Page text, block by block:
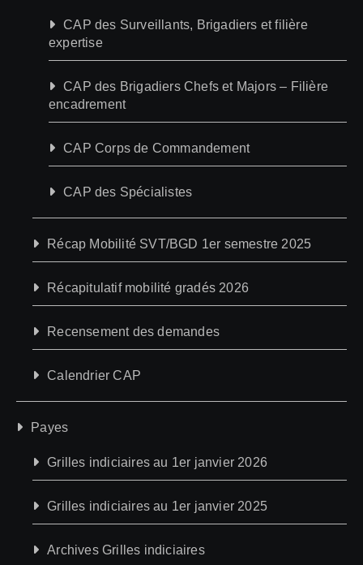
CAP des Surveillants, Brigadiers et filière
expertise
CAP des Brigadiers Chefs et Majors – Filière
encadrement
CAP Corps de Commandement
CAP des Spécialistes
Récap Mobilité SVT/BGD 1er semestre 2025
Récapitulatif mobilité gradés 2026
Recensement des demandes
Calendrier CAP
Payes
Grilles indiciaires au 1er janvier 2026
Grilles indiciaires au 1er janvier 2025
Archives Grilles indiciaires